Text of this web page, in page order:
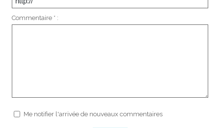
Commentaire * :
Me notifier l'arrivée de nouveaux commentaires